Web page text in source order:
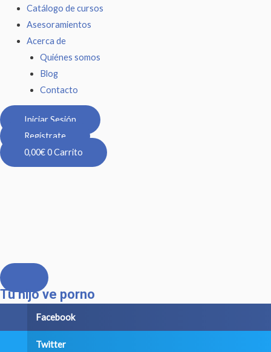
Catálogo de cursos
Asesoramientos
Acerca de
Quiénes somos
Blog
Contacto
Iniciar Sesión
Regístrate
0,00€0Carrito
Tu hijo ve porno
Facebook
Twitter